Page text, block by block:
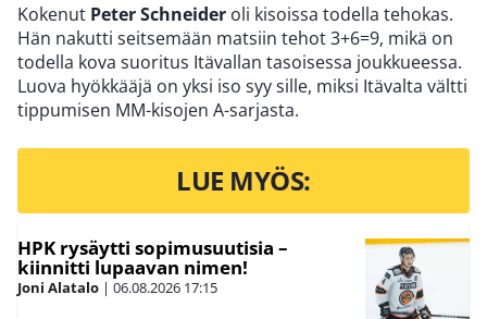
Kokenut Peter Schneider oli kisoissa todella tehokas.
Hän nakutti seitsemään matsiin tehot 3+6=9, mikä on
todella kova suoritus Itävallan tasoisessa joukkueessa.
Luova hyökkääjä on yksi iso syy sille, miksi Itävalta vältti
tippumisen MM-kisojen A-sarjasta.
LUE MYÖS:
HPK rysäytti sopimusuutisia –
kiinnitti lupaavan nimen!
Joni Alatalo | 06.08.2026 17:15